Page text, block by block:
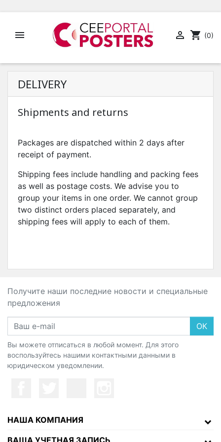
  shopping_cart (0)
DELIVERY
Shipments and returns
Packages are dispatched within 2 days after
receipt of payment.
Shipping fees include handling and packing fees
as well as postage costs. We advise you to
group your items in one order. We cannot group
two distinct orders placed separately, and
shipping fees will apply to each of them.
Получите наши последние новости и специальные
предложения
ОК
Вы можете отписаться в любой момент. Для этого
воспользуйтесь нашими контактными данными в
юридическом уведомлении.
НАША КОМПАНИЯ
ВАША УЧЕТНАЯ ЗАПИСЬ